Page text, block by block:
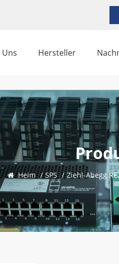
Hersteller
Heim / SPS / Ziehl-Abegg